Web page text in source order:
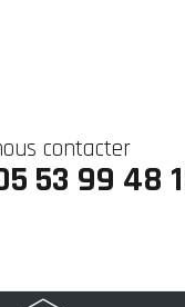
contacter
53 99 48